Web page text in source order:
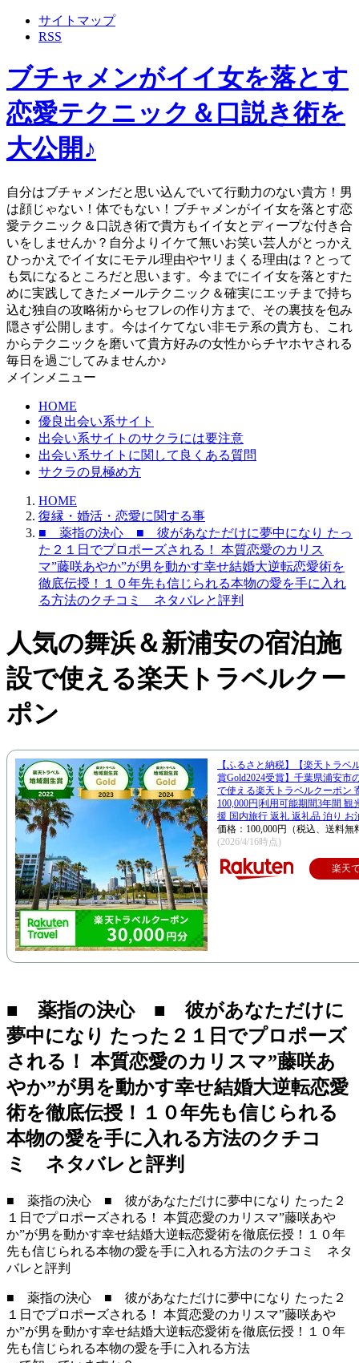
サイトマップ
RSS
ブチャメンがイイ女を落とす
恋愛テクニック＆口説き術を
大公開♪
自分はブチャメンだと思い込んでいて行動力のない貴方！男
は顔じゃない！体でもない！ブチャメンがイイ女を落とす恋
愛テクニック＆口説き術で貴方もイイ女とディープな付き合
いをしませんか？自分よりイケて無いお笑い芸人がとっかえ
ひっかえでイイ女にモテル理由やヤリまくる理由は？とって
も気になるところだと思います。今までにイイ女を落とすた
めに実践してきたメールテクニック＆確実にエッチまで持ち
込む独自の攻略術からセフレの作り方まで、その裏技を包み
隠さず公開します。今はイケてない非モテ系の貴方も、これ
からテクニックを磨いて貴方好みの女性からチヤホヤされる
毎日を過ごしてみませんか♪
メインメニュー
HOME
優良出会い系サイト
出会い系サイトのサクラには要注意
出会い系サイトに関して良くある質問
サクラの見極め方
HOME
復縁・婚活・恋愛に関する事
■ 薬指の決心 ■ 彼があなただけに夢中になり たっ
た２１日でプロポーズされる！ 本質恋愛のカリス
マ”藤咲あやか”が男を動かす幸せ結婚大逆転恋愛術を
徹底伝授！１０年先も信じられる本物の愛を手に入れ
る方法のクチコミ ネタバレと評判
人気の舞浜＆新浦安の宿泊施
設で使える楽天トラベルクー
ポン
【ふるさと納税】【楽天トラベ
賞Gold2024受賞】千葉県浦安市
で使える楽天トラベルクーポン
100,000円|利用可能期間3年間 観
援 国内旅行 返礼 返礼品 泊り お
価格：100,000円（税込、送料無
(2026/4/16時点)
楽天
■ 薬指の決心 ■ 彼があなただけに
夢中になり たった２１日でプロポーズ
される！ 本質恋愛のカリスマ”藤咲あ
やか”が男を動かす幸せ結婚大逆転恋愛
術を徹底伝授！１０年先も信じられる
本物の愛を手に入れる方法のクチコ
ミ ネタバレと評判
■ 薬指の決心 ■ 彼があなただけに夢中になり たった２
１日でプロポーズされる！ 本質恋愛のカリスマ”藤咲あや
か”が男を動かす幸せ結婚大逆転恋愛術を徹底伝授！１０年
先も信じられる本物の愛を手に入れる方法のクチコミ ネタ
バレと評判
■ 薬指の決心 ■ 彼があなただけに夢中になり たった２
１日でプロポーズされる！ 本質恋愛のカリスマ”藤咲あや
か”が男を動かす幸せ結婚大逆転恋愛術を徹底伝授！１０年
先も信じられる本物の愛を手に入れる方法